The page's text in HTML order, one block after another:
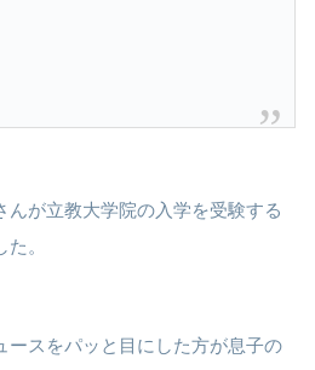
んが立教大学院の入学を受験する
。
ースをパッと目にした方が息子の